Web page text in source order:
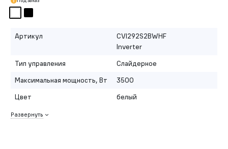
Артикул
CVI292S2BWHF
Inverter
Тип управления
Слайдерное
Максимальная мощность, Вт
3500
Цвет
белый
Развернуть